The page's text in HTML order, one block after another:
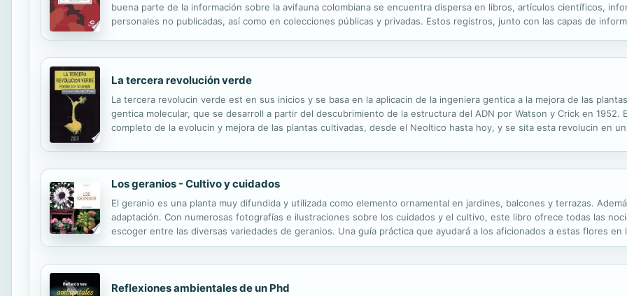
buena parte de la información sobre la avifauna colombiana se encuentra dispersa en libros, artículos científicos,
personales no publicadas, así como en colecciones públicas y privadas. Estos registros, junto con las capas de
La tercera revolución verde
La tercera revolucin verde est en sus inicios y se basa en la aplicacin de la ingeniera gentica a la mejora de las
gentica molecular, que se desarroll a partir del descubrimiento de la estructura del ADN por Watson y Crick en 1952.
completo de la evolucin y mejora de las plantas cultivadas, desde el Neoltico hasta hoy, y se sita esta revolucin en
Los geranios - Cultivo y cuidados
El geranio es una planta muy difundida y utilizada como elemento ornamental en jardines, balcones y terrazas.
adaptación. Con numerosas fotografías e ilustraciones sobre los cuidados y el cultivo, este libro ofrece todas las
escoger entre las diversas variedades de geranios. Una guía práctica que ayudará a los aficionados a estas flores
sustrato y los contenedores hasta la selección de la variedad, con consejos y sugerencias sobre los tiempos y las
Reflexiones ambientales de un Phd